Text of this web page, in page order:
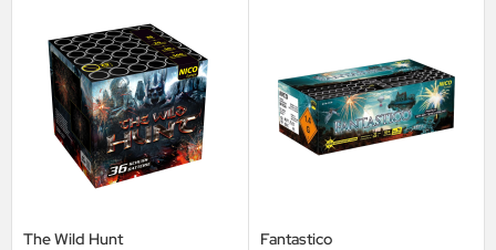
The Wild Hunt Fantastico